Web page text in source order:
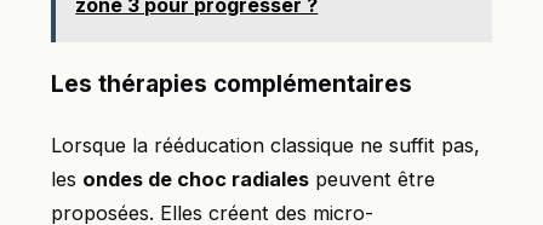
zone 3 pour progresser ?
Les thérapies complémentaires
Lorsque la rééducation classique ne suffit pas,
les ondes de choc radiales peuvent être
proposées. Elles créent des micro-